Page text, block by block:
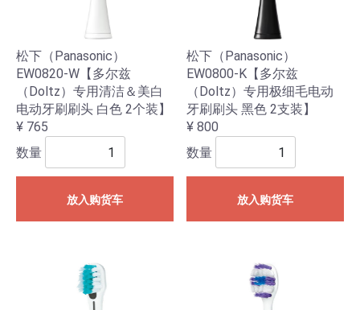
松下（Panasonic）
EW0820-W【多尔兹
（Doltz）专用清洁＆美白
电动牙刷刷头 白色 2个装】
¥ 765
数量
放入购货车
松下（Panasonic）
EW0800-K【多尔兹
（Doltz）专用极细毛电动
牙刷刷头 黑色 2支装】
¥ 800
数量
放入购货车